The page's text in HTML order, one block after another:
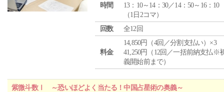
時間
13：10～14：30／14：50～16：10
（1日2コマ）
回数
全12回
料金
14,850円（4回／分割支払い）×3
41,250円（12回／一括前納支払※
義開始前まで）
紫微斗数Ⅰ ～恐いほどよく当たる！中国占星術の奥義～